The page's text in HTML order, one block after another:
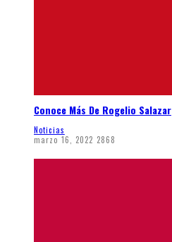
Conoce Más De Rogelio Salazar
Noticias
marzo 16, 2022 2868